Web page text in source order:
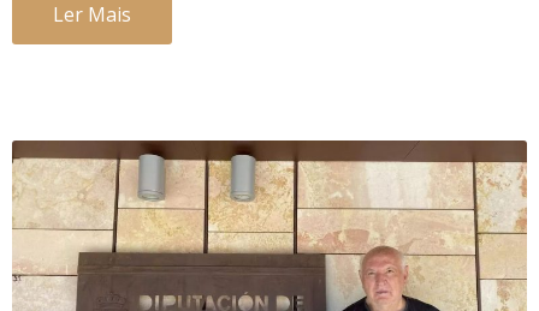
Ler Mais